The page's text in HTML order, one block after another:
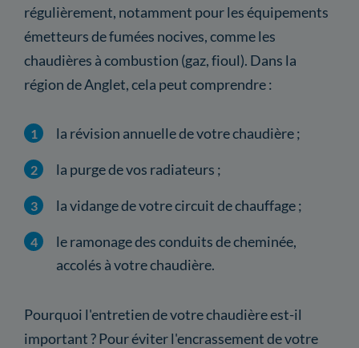
régulièrement, notamment pour les équipements
émetteurs de fumées nocives, comme les
chaudières à combustion (gaz, fioul). Dans la
région de Anglet, cela peut comprendre :
la révision annuelle de votre chaudière ;
la purge de vos radiateurs ;
la vidange de votre circuit de chauffage ;
le ramonage des conduits de cheminée,
accolés à votre chaudière.
Pourquoi l'entretien de votre chaudière est-il
important ? Pour éviter l'encrassement de votre